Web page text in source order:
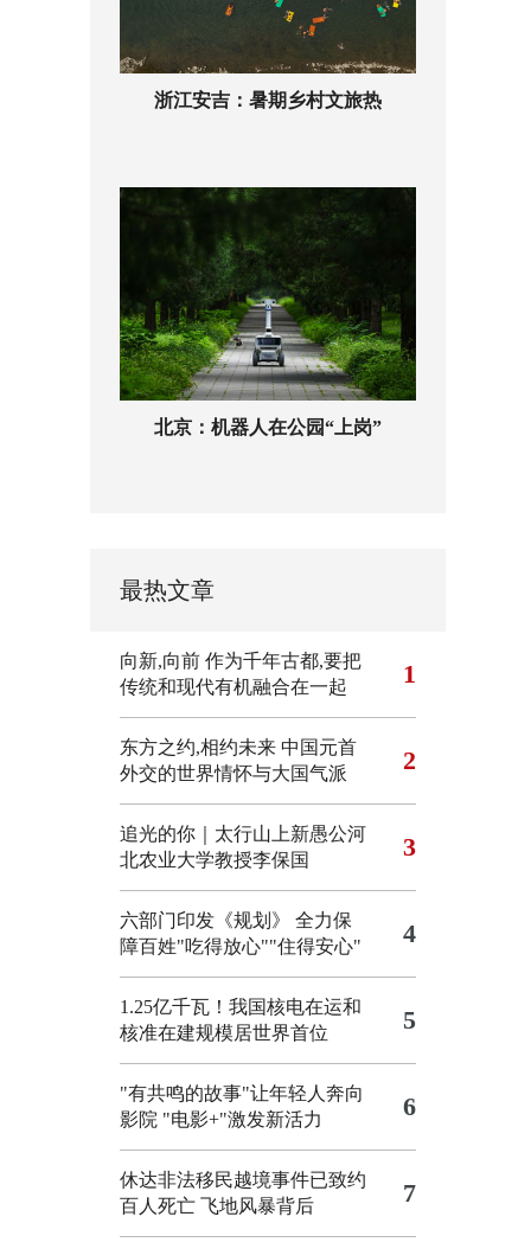
浙江安吉：暑期乡村文旅热
北京：机器人在公园“上岗”
最热文章
向新,向前 作为千年古都,要把
传统和现代有机融合在一起
1
东方之约,相约未来 中国元首
外交的世界情怀与大国气派
2
追光的你｜太行山上新愚公河
北农业大学教授李保国
3
六部门印发《规划》 全力保
障百姓"吃得放心""住得安心"
4
1.25亿千瓦！我国核电在运和
核准在建规模居世界首位
5
"有共鸣的故事"让年轻人奔向
影院 "电影+"激发新活力 6
休达非法移民越境事件已致约
百人死亡 飞地风暴背后 7